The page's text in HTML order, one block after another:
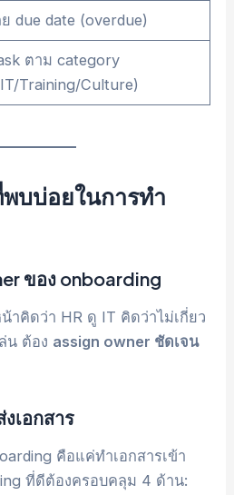
due date (overdue)
ตาม category
Training/Culture)
บบ่อยในการทำ
ของ onboarding
าคิดว่า HR ดู IT คิดว่าไม่เกี่ยว
น ต้อง assign owner ชัดเจน
เอกสาร
คือแค่ทำเอกสารเข้า
ที่ดีต้องครอบคลุม 4 ด้าน: